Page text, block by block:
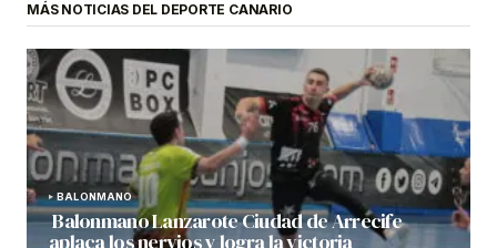
MÁS NOTICIAS DEL DEPORTE CANARIO
BALONMANO
Balonmano Lanzarote Ciudad de Arrecife
aplaca los nervios y logra la victoria